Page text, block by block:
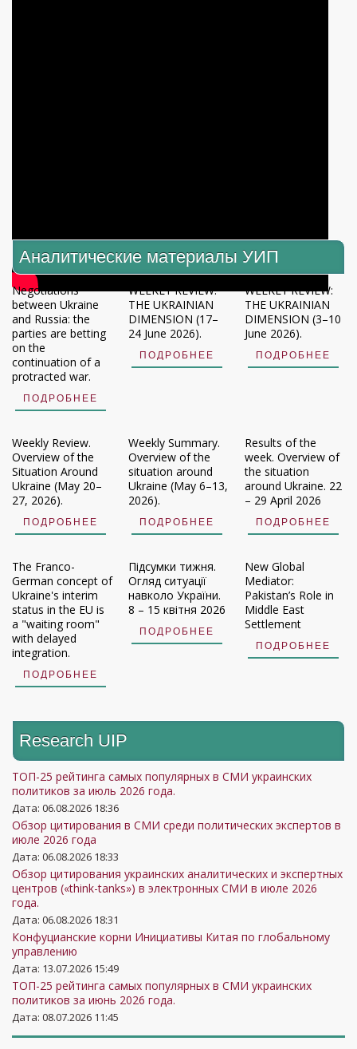
Аналитические материалы УИП
Negotiations
between Ukraine
and Russia: the
parties are betting
on the
continuation of a
protracted war.
ПОДРОБНЕЕ
WEEKLY REVIEW:
THE UKRAINIAN
DIMENSION (17–
24 June 2026).
ПОДРОБНЕЕ
WEEKLY REVIEW:
THE UKRAINIAN
DIMENSION (3–10
June 2026).
ПОДРОБНЕЕ
Weekly Review.
Overview of the
Situation Around
Ukraine (May 20–
27, 2026).
ПОДРОБНЕЕ
Weekly Summary.
Overview of the
situation around
Ukraine (May 6–13,
2026).
ПОДРОБНЕЕ
Results of the
week. Overview of
the situation
around Ukraine. 22
– 29 April 2026
ПОДРОБНЕЕ
The Franco-
German concept of
Ukraine's interim
status in the EU is
a "waiting room"
with delayed
integration.
ПОДРОБНЕЕ
Підсумки тижня.
Огляд ситуації
навколо України.
8 – 15 квітня 2026
ПОДРОБНЕЕ
New Global
Mediator:
Pakistan’s Role in
Middle East
Settlement
ПОДРОБНЕЕ
Research UIP
ТОП-25 рейтинга самых популярных в СМИ украинских
политиков за июль 2026 года.
Дата: 06.08.2026 18:36
Обзор цитирования в СМИ среди политических экспертов в
июле 2026 года
Дата: 06.08.2026 18:33
Обзор цитирования украинских аналитических и экспертных
центров («think-tanks») в электронных СМИ в июле 2026
года.
Дата: 06.08.2026 18:31
Конфуцианские корни Инициативы Китая по глобальному
управлению
Дата: 13.07.2026 15:49
ТОП-25 рейтинга самых популярных в СМИ украинских
политиков за июнь 2026 года.
Дата: 08.07.2026 11:45